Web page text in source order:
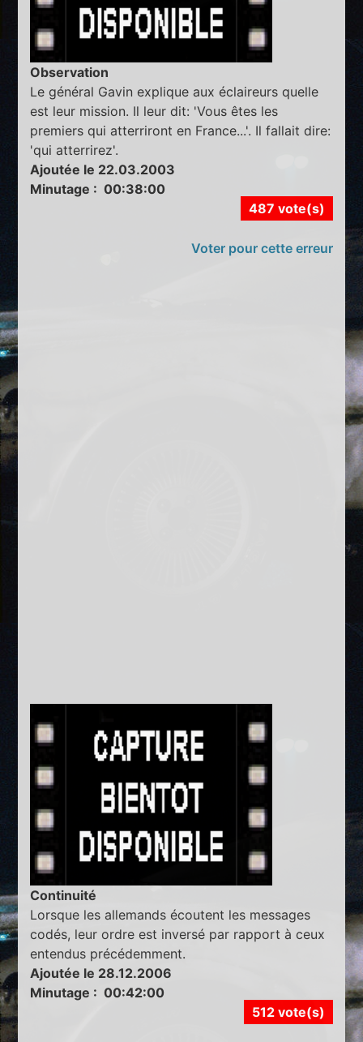
Observation
Le général Gavin explique aux éclaireurs quelle
est leur mission. Il leur dit: 'Vous êtes les
premiers qui atterriront en France...'. Il fallait dire:
'qui atterrirez'.
Ajoutée le 22.03.2003
Minutage : 00:38:00
487 vote(s)
Voter pour cette erreur
Continuité
Lorsque les allemands écoutent les messages
codés, leur ordre est inversé par rapport à ceux
entendus précédemment.
Ajoutée le 28.12.2006
Minutage : 00:42:00
512 vote(s)